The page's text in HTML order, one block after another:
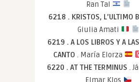
Ran Tal
6218 . KRISTOS, L’ULTIMO
Giulia Amati
6219 . A LOS LIBROS Y A
CANTO. María Elorza
6220 . AT THE TERMINUS .
Elmar Klos